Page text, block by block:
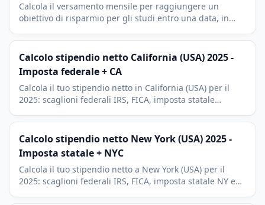
Calcola il versamento mensile per raggiungere un
obiettivo di risparmio per gli studi entro una data, in
Calcolo stipendio netto California (USA) 2025 -
Imposta federale + CA
Calcola il tuo stipendio netto in California (USA) per il
2025: scaglioni federali IRS, FICA, imposta statale
Calcolo stipendio netto New York (USA) 2025 -
Imposta statale + NYC
Calcola il tuo stipendio netto a New York (USA) per il
2025: scaglioni federali IRS, FICA, imposta statale NY e